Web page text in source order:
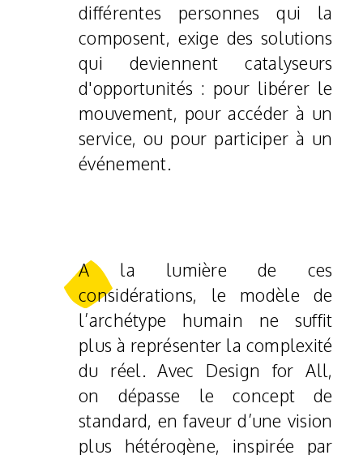
différentes personnes qui la
composent, exige des solutions
qui deviennent catalyseurs
d'opportunités : pour libérer le
mouvement, pour accéder à un
service, ou pour participer à un
événement.
A la lumière de ces
considérations, le modèle de
l’archétype humain ne suffit
plus à représenter la complexité
du réel. Avec Design for All,
on dépasse le concept de
standard, en faveur d’une vision
plus hétérogène, inspirée par